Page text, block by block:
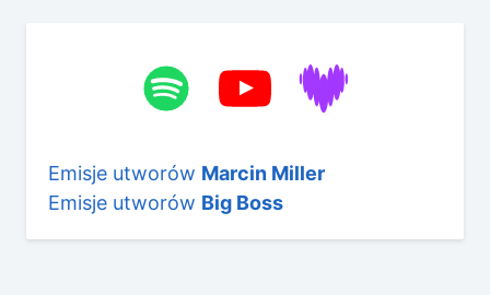
Emisje utworów Marcin Miller
Emisje utworów Big Boss